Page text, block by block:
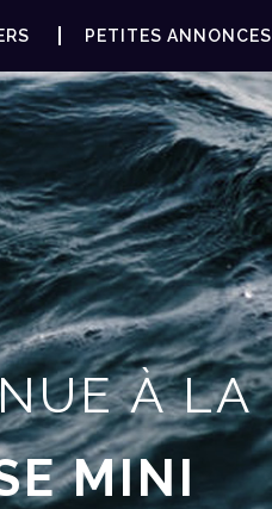
PETITES ANNONCES
À LA
MINI